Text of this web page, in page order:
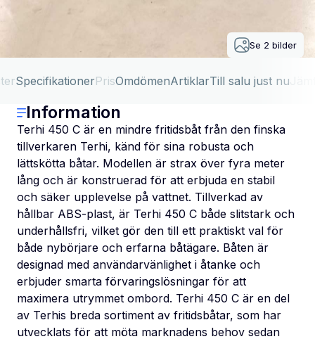
Se 2 bilder
SpecifikationerPrisOmdömenArtiklarTill salu just nu
Information
Terhi 450 C är en mindre fritidsbåt från den finska
tillverkaren Terhi, känd för sina robusta och
lättskötta båtar. Modellen är strax över fyra meter
lång och är konstruerad för att erbjuda en stabil
och säker upplevelse på vattnet. Tillverkad av
hållbar ABS-plast, är Terhi 450 C både slitstark och
underhållsfri, vilket gör den till ett praktiskt val för
både nybörjare och erfarna båtägare. Båten är
designad med användarvänlighet i åtanke och
erbjuder smarta förvaringslösningar för att
maximera utrymmet ombord. Terhi 450 C är en del
av Terhis breda sortiment av fritidsbåtar, som har
utvecklats för att möta marknadens behov sedan